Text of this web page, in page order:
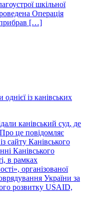
шкільної
Операція
прибрав […]
із канівських
канівський суд, де
це повідомляє
сайту Канівського
Канівського
в рамках
організованої
України за
розвитку USAID,